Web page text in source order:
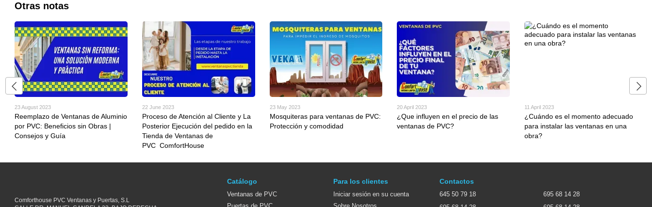
Otras notas
23 August 2023
Reemplazo de Ventanas de Aluminio
por PVC: Beneficios sin Obras |
Consejos y Guía
22 June 2023
Proceso de Atención al Cliente y La
Posterior Ejecución del pedido en la
Tienda de Ventanas de
PVC ComfortHouse
23 May 2023
Mosquiteras para ventanas de PVC:
Protección y comodidad
20 April 2023
¿Que influyen en el precio de las
ventanas de PVC?
11 April 2023
¿Cuándo es el momento adecuado
para instalar las ventanas en una
obra?
Comforthouse PVC Ventanas y Puertas, S.L
Catálogo
Ventanas de PVC
Para los clientes
Iniciar sesión en su cuenta
Contactos
645 50 79 18
695 68 14 28